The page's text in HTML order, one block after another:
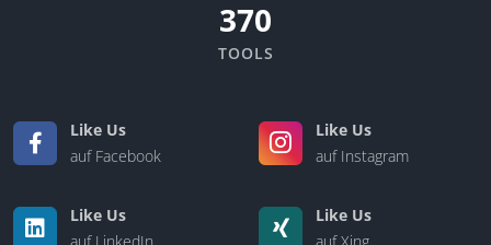
370
TOOLS
Like Us
auf Facebook
Like Us
auf Instagram
Like Us
Like Us